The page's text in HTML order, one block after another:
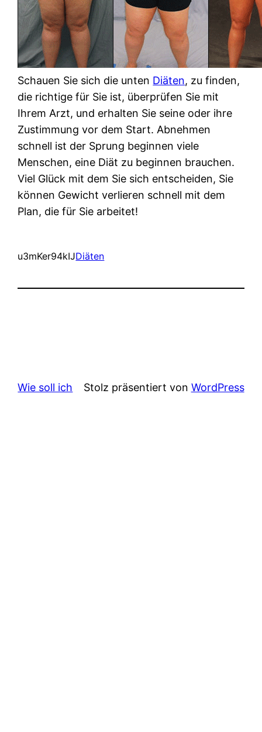
Schauen Sie sich die unten Diäten, zu finden,
die richtige für Sie ist, überprüfen Sie mit
Ihrem Arzt, und erhalten Sie seine oder ihre
Zustimmung vor dem Start. Abnehmen
schnell ist der Sprung beginnen viele
Menschen, eine Diät zu beginnen brauchen.
Viel Glück mit dem Sie sich entscheiden, Sie
können Gewicht verlieren schnell mit dem
Plan, die für Sie arbeitet!
u3mKer94kIJDiäten
Wie soll ich Stolz präsentiert von WordPress